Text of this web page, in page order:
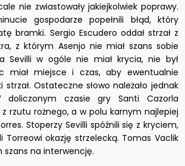
nie zwiastowały jakiejkolwiek poprawy.
gospodarze popełnili błąd, który
bramki. Sergio Escudero oddał strzał z
z którym Asenjo nie miał szans sobie
Sevilli w ogóle nie miał krycia, nie był
miał miejsce i czas, aby ewentualnie
Ostateczne słowo należało jednak
doliczonym czasie gry Santi Cazorla
z rzutu rożnego, a w polu karnym najlepiej
Stoperzy Sevilli spóźnili się z kryciem,
Torreowi okazję strzelecką. Tomas Vaclik
szans na interwencję.